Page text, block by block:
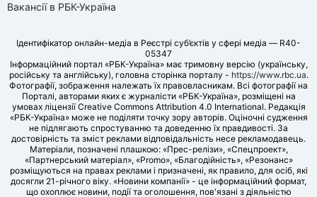
Вакансії в РБК-Україна
Ідентифікатор онлайн-медіа в Реєстрі суб’єктів у сфері медіа — R40-
05347
Інформаційний портал «РБК-Україна» має тримовну версію (українську,
російську та англійську), головна сторінка порталу - https://www.rbc.ua.
Фотографії, зображення належать їх правовласникам. Всі фотографії на
Порталі, авторами яких є журналісти «РБК-Україна», розміщені на
умовах ліцензії Creative Commons Attribution 4.0 International. Редакція
«РБК-Україна» може не поділяти точку зору авторів. Оціночні судження
не підлягають спростуванню та доведенню їх правдивості. За
достовірність та зміст реклами відповідальність несе рекламодавець.
Матеріали, позначені плашкою: «Прес-релізи», «Спецпроект»,
«Партнерський матеріал», «Promo», «Благодійність», «Резонанс»
розміщуються на правах реклами і призначені, як правило, для осіб, які
досягли 21-річного віку. «Новини компанії» - це інформаційний формат,
що охоплює новини, події та оголошення, пов'язані з діяльністю